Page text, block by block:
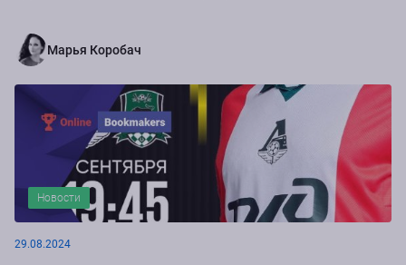
Марья Коробач
Новости
29.08.2024